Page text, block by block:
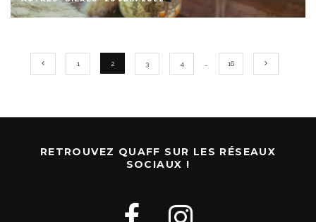
1 2 3 4 16
RETROUVEZ QUAFF SUR LES RÉSEAUX
SOCIAUX !